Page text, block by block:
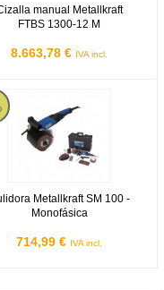
manual Metallkraft
FTBS 1300-12 M
8.663,78 € IVA incl.
40E
Metallkraft SM 100 -
Monofásica
714,99 € IVA incl.
Metallkraft SM 100 -